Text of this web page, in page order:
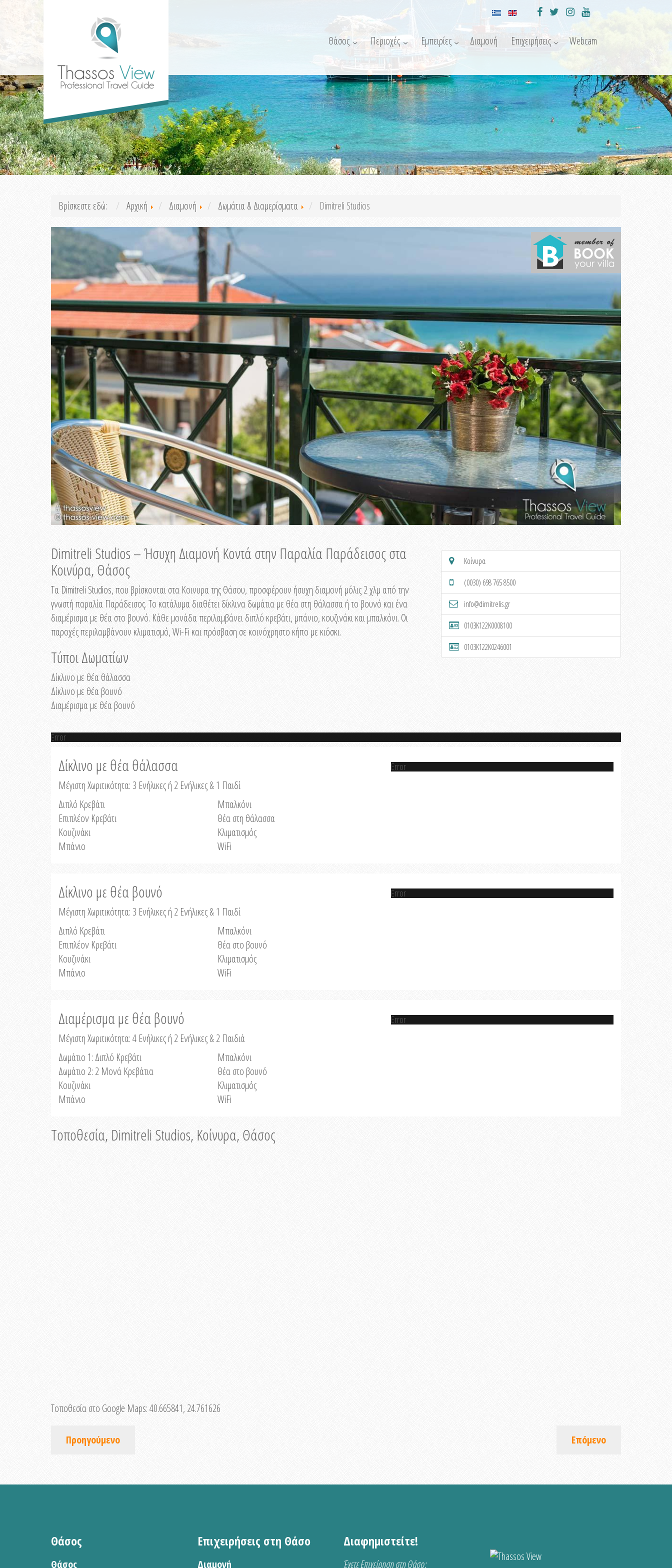
Θάσος Περιοχές Εμπειρίες Διαμονή Επιχειρήσεις Webcam
Βρίσκεστε εδώ: Αρχική Διαμονή Δωμάτια & Διαμερίσματα Dimitreli Studios
Dimitreli Studios – Ήσυχη Διαμονή Κοντά στην Παραλία Παράδεισος στα
Κοινύρα, Θάσος
Τα Dimitreli Studios, που βρίσκονται στα Κοινυρα της Θάσου, προσφέρουν ήσυχη διαμονή μόλις 2 χλμ από την
γνωστή παραλία Παράδεισος. Το κατάλυμα διαθέτει δίκλινα δωμάτια με θέα στη θάλασσα ή το βουνό και ένα
διαμέρισμα με θέα στο βουνό. Κάθε μονάδα περιλαμβάνει διπλό κρεβάτι, μπάνιο, κουζινάκι και μπαλκόνι. Οι
παροχές περιλαμβάνουν κλιματισμό, Wi-Fi και πρόσβαση σε κοινόχρηστο κήπο με κιόσκι.
Τύποι Δωματίων
Δίκλινο με θέα θάλασσα
Δίκλινο με θέα βουνό
Διαμέρισμα με θέα βουνό
Κοίνυρα
(0030) 698 765 8500
info@dimitrelis.gr
0103K122K0008100
0103K122K0246001
Error
Δίκλινο με θέα θάλασσα
Μέγιστη Χωριτικότητα: 3 Ενήλικες ή 2 Ενήλικες & 1 Παιδί
Διπλό Κρεβάτι
Επιπλέον Κρεβάτι
Κουζινάκι
Μπάνιο
Μπαλκόνι
Θέα στη θάλασσα
Κλιματισμός
WiFi
Error
Δίκλινο με θέα βουνό
Μέγιστη Χωριτικότητα: 3 Ενήλικες ή 2 Ενήλικες & 1 Παιδί
Διπλό Κρεβάτι
Επιπλέον Κρεβάτι
Κουζινάκι
Μπάνιο
Μπαλκόνι
Θέα στο βουνό
Κλιματισμός
WiFi
Error
Διαμέρισμα με θέα βουνό
Μέγιστη Χωριτικότητα: 4 Ενήλικες ή 2 Ενήλικες & 2 Παιδιά
Δωμάτιο 1: Διπλό Κρεβάτι
Δωμάτιο 2: 2 Μονά Κρεβάτια
Κουζινάκι
Μπάνιο
Μπαλκόνι
Θέα στο βουνό
Κλιματισμός
WiFi
Error
Τοποθεσία, Dimitreli Studios, Κοίνυρα, Θάσος
Τοποθεσία στο Google Maps:40.665841, 24.761626
Προηγούμενο Επόμενο
Θάσος
Θάσος
Επιχειρήσεις στη Θάσο
Διαμονή
Διαφημιστείτε!
Έχετε Επιχείρηση στη Θάσο;